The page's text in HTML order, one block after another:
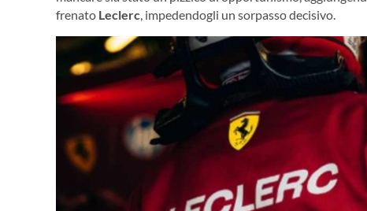
frenato Leclerc, impedendogli un sorpasso decisivo.